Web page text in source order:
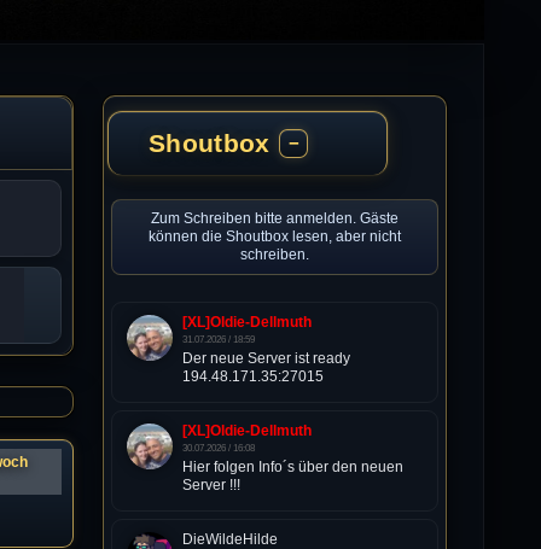
Shoutbox −
Zum Schreiben bitte anmelden. Gäste
können die Shoutbox lesen, aber nicht
schreiben.
[XL]Oldie-Dellmuth
31.07.2026 / 18:59
Der neue Server ist ready
194.48.171.35:27015
[XL]Oldie-Dellmuth
30.07.2026 / 16:08
Hier folgen Info´s über den neuen
Server !!!
DieWildeHilde